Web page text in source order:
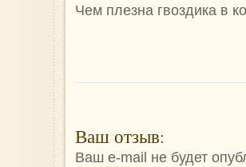
Чем плезна гвоздика в
Ваш отзыв:
Ваш e-mail не будет